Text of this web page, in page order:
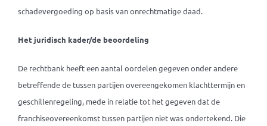
schadevergoeding op basis van onrechtmatige daad.
Het juridisch kader/de beoordeling
De rechtbank heeft een aantal oordelen gegeven onder andere
betreffende de tussen partijen overeengekomen klachttermijn en
geschillenregeling, mede in relatie tot het gegeven dat de
franchiseovereenkomst tussen partijen niet was ondertekend. Die